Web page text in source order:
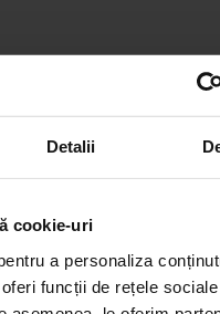
Detalii
cookie-uri
a personaliza
funcții de rețele